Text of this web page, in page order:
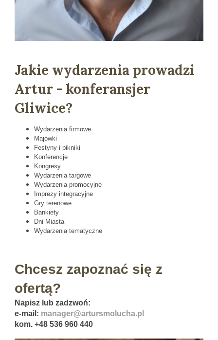
Jakie wydarzenia prowadzi
Artur - konferansjer
Gliwice?
Wydarzenia firmowe
Majówki
Festyny i pikniki
Konferencje
Kongresy
Wydarzenia targowe
Wydarzenia promocyjne
Imprezy integracyjne
Gry terenowe
Bankiety
Dni Miasta
Wydarzenia tematyczne
Chcesz zapoznać się z
ofertą?
Napisz lub zadzwoń:
e-mail: manager@artursmolucha.pl
kom. +48 536 960 440